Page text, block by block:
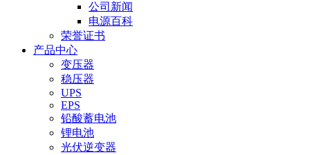
公司新闻
电源百科
荣誉证书
产品中心
变压器
稳压器
UPS
EPS
铅酸蓄电池
锂电池
光伏逆变器